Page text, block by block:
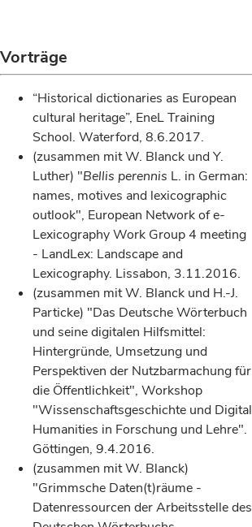
Vorträge
“Historical dictionaries as European
cultural heritage”, EneL Training
School. Waterford, 8.6.2017.
(zusammen mit W. Blanck und Y.
Luther) "Bellis perennis L. in German:
names, motives and lexicographic
outlook", European Network of e-
Lexicography Work Group 4 meeting
- LandLex: Landscape and
Lexicography. Lissabon, 3.11.2016.
(zusammen mit W. Blanck und H.-J.
Particke) "Das Deutsche Wörterbuch
und seine digitalen Hilfsmittel:
Hintergründe, Umsetzung und
Perspektiven der Nutzbarmachung für
die Öffentlichkeit", Workshop
"Wissenschaftsgeschichte und Digital
Humanities in Forschung und Lehre".
Göttingen, 9.4.2016.
(zusammen mit W. Blanck)
"Grimmsche Daten(t)räume -
Datenressourcen der Arbeitsstelle des